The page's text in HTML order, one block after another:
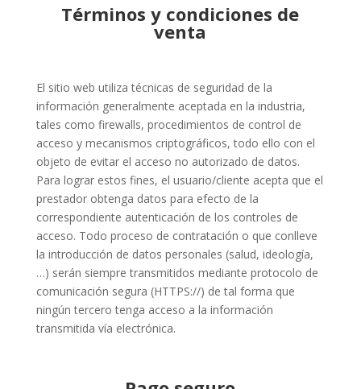
Términos y condiciones de
venta
El sitio web utiliza técnicas de seguridad de la
información generalmente aceptada en la industria,
tales como firewalls, procedimientos de control de
acceso y mecanismos criptográficos, todo ello con el
objeto de evitar el acceso no autorizado de datos.
Para lograr estos fines, el usuario/cliente acepta que el
prestador obtenga datos para efecto de la
correspondiente autenticación de los controles de
acceso. Todo proceso de contratación o que conlleve
la introducción de datos personales (salud, ideología,
…) serán siempre transmitidos mediante protocolo de
comunicación segura (HTTPS://) de tal forma que
ningún tercero tenga acceso a la información
transmitida vía electrónica.